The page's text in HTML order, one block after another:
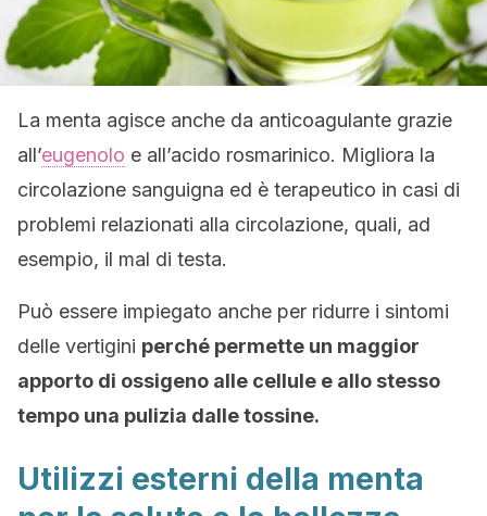
La menta agisce anche da anticoagulante grazie
all’eugenolo e all’acido rosmarinico. Migliora la
circolazione sanguigna ed è terapeutico in casi di
problemi relazionati alla circolazione, quali, ad
esempio, il mal di testa.
Può essere impiegato anche per ridurre i sintomi
delle vertigini perché permette un maggior
apporto di ossigeno alle cellule e allo stesso
tempo una pulizia dalle tossine.
Utilizzi esterni della menta